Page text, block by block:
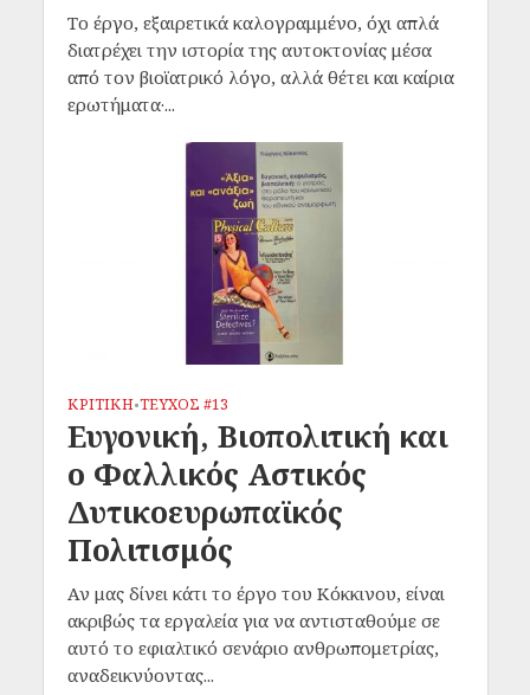
Το έργο, εξαιρετικά καλογραμμένο, όχι απλά
διατρέχει την ιστορία της αυτοκτονίας μέσα
από τον βιοϊατρικό λόγο, αλλά θέτει και καίρια
ερωτήματα·...
ΚΡΙΤΙΚΗ•ΤΕΥΧΟΣ #13
Ευγονική, Βιοπολιτική και
ο Φαλλικός Αστικός
Δυτικοευρωπαϊκός
Πολιτισμός
Αν μας δίνει κάτι το έργο του Κόκκινου, είναι
ακριβώς τα εργαλεία για να αντισταθούμε σε
αυτό το εφιαλτικό σενάριο ανθρωπομετρίας,
αναδεικνύοντας...